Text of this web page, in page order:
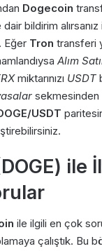
Dogecoin
bildirim
Eğer Tron transferi
Alım
miktarınızı USDT
sekmesinden
USDT
ile
ile ilgili en çok
çalıştık. Bu